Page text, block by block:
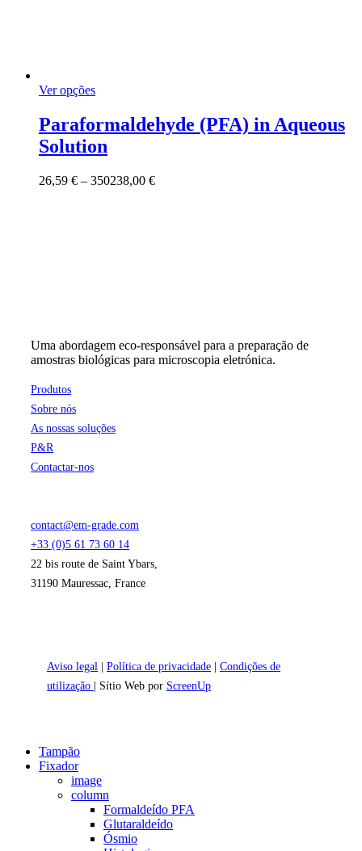
Ver opçõesThis
multiple
variants.
options
Paraformaldehyde (PFA) in Aqueous
Solution
26,59 € – 350238,00 €Price
Uma abordagem eco-responsável para a preparação de
amostras biológicas para microscopia eletrónica.
Produtos
Sobre nós
As nossas soluções
P&R
Contactar-nos
contact@em-grade.com
+33 (0)5 61 73 60 14
22 bis route de Saint Ybars,
31190 Mauressac, France
Aviso legal Política de privacidade
Condições de
utilização
| Sítio Web por ScreenUp
Close
Menu
Tampão
Fixador
image
column
Formaldeído PFA
Glutaraldeído
Ósmio